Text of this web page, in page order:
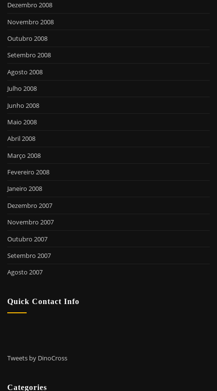
Dezembro 2008
Novembro 2008
Outubro 2008
Setembro 2008
Agosto 2008
Julho 2008
Junho 2008
Maio 2008
Abril 2008
Março 2008
Fevereiro 2008
Janeiro 2008
Dezembro 2007
Novembro 2007
Outubro 2007
Setembro 2007
Agosto 2007
Quick Contact Info
Tweets by DinoCross
Categories